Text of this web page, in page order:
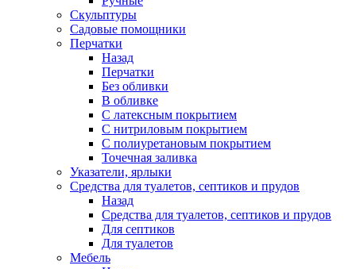
Скульптуры
Садовые помощники
Перчатки
Назад
Перчатки
Без обливки
В обливке
С латексным покрытием
С нитриловым покрытием
С полиуретановым покрытием
Точечная заливка
Указатели, ярлыки
Средства для туалетов, септиков и прудов
Назад
Средства для туалетов, септиков и прудов
Для септиков
Для туалетов
Мебель